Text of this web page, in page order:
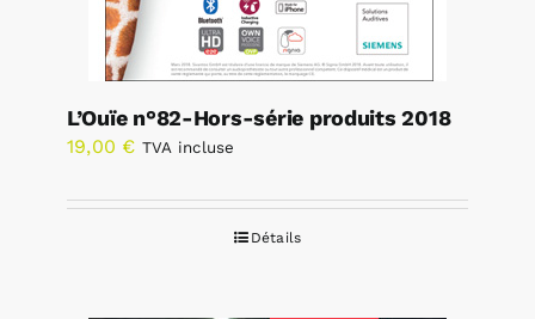
L’Ouïe n°82-Hors-série produits 2018
19,00 € TVA incluse
Détails